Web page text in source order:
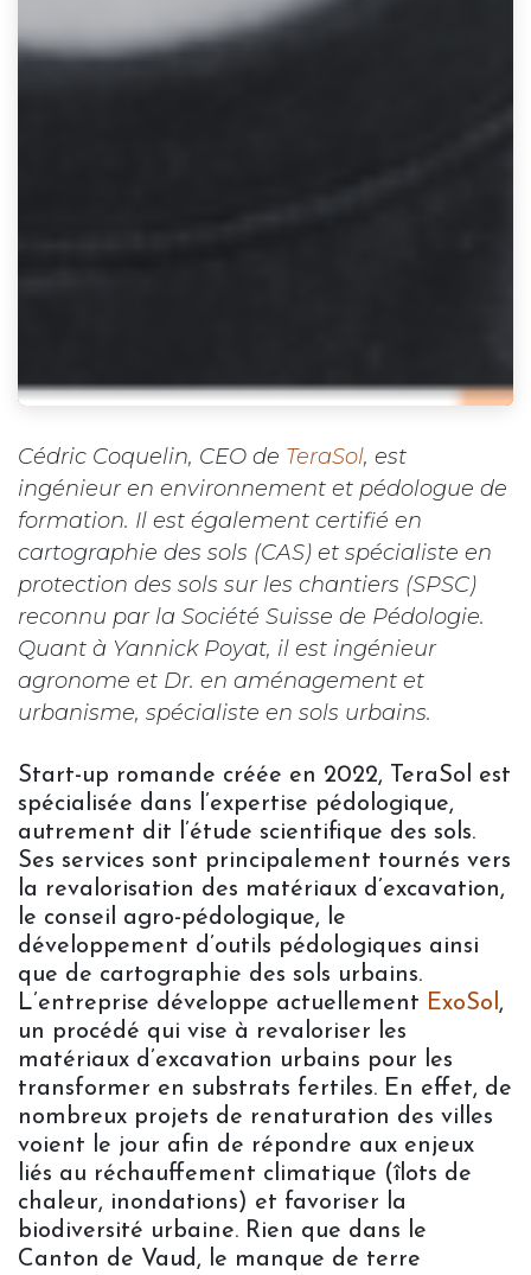
Cédric Coquelin, CEO de TeraSol, est
ingénieur en environnement et pédologue de
formation. Il est également certifié en
cartographie des sols (CAS) et spécialiste en
protection des sols sur les chantiers (SPSC)
reconnu par la Société Suisse de Pédologie.
Quant à Yannick Poyat, il est ingénieur
agronome et Dr. en aménagement et
urbanisme, spécialiste en sols urbains.
Start-up romande créée en 2022, TeraSol est
spécialisée dans l’expertise pédologique,
autrement dit l’étude scientifique des sols.
Ses services sont principalement tournés vers
la revalorisation des matériaux d’excavation,
le conseil agro-pédologique, le
développement d’outils pédologiques ainsi
que de cartographie des sols urbains.
L’entreprise développe actuellement ExoSol,
un procédé qui vise à revaloriser les
matériaux d’excavation urbains pour les
transformer en substrats fertiles. En effet, de
nombreux projets de renaturation des villes
voient le jour afin de répondre aux enjeux
liés au réchauffement climatique (îlots de
chaleur, inondations) et favoriser la
biodiversité urbaine. Rien que dans le
Canton de Vaud, le manque de terre